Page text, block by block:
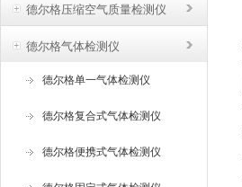
德尔格压缩空气质量检测仪
德尔格气体检测仪
德尔格单一气体检测仪
德尔格复合式气体检测仪
德尔格便携式气体检测仪